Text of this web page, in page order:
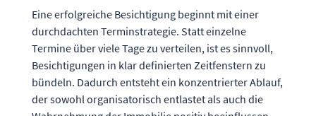
Eine erfolgreiche Besichtigung beginnt mit einer
durchdachten Terminstrategie. Statt einzelne
Termine über viele Tage zu verteilen, ist es sinnvoll,
Besichtigungen in klar definierten Zeitfenstern zu
bündeln. Dadurch entsteht ein konzentrierter Ablauf,
der sowohl organisatorisch entlastet als auch die